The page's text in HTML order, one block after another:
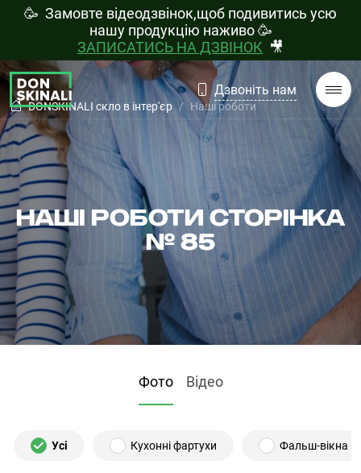
🥳 Замовте відеодзвінок,щоб подивитись усю
нашу продукцію наживо 🥳
ЗАПИСАТИСЬ НА ДЗВІНОК 🎥
Дзвоніть нам
DONSKINALI скло в інтер'єр Наші роботи
НАШІ РОБОТИ СТОРІНКА
№ 85
Фото Відео
Усі Кухонні фартухи Фальш-вікна